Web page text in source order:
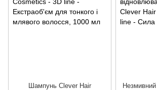
Шампунь Clever Hair